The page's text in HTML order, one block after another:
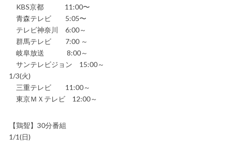
KBS京都 11:00〜
青森テレビ 5:05〜
テレビ神奈川 6:00～
群馬テレビ 7:00 ～
岐阜放送 8:00～
サンテレビジョン 15:00～
1/3(火)
三重テレビ 11:00～
東京ＭＸテレビ 12:00～
【鶏聟】30分番組
1/1(日)